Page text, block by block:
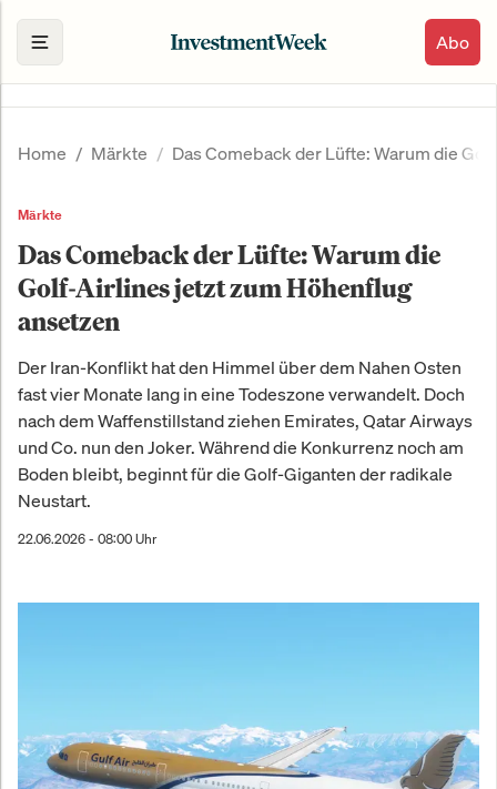
Abo
Home Märkte Das Comeback der Lüfte: Warum die
Märkte
Das Comeback der Lüfte: Warum die
Golf-Airlines jetzt zum Höhenflug
ansetzen
Der Iran-Konflikt hat den Himmel über dem Nahen Osten
fast vier Monate lang in eine Todeszone verwandelt. Doch
nach dem Waffenstillstand ziehen Emirates, Qatar Airways
und Co. nun den Joker. Während die Konkurrenz noch am
Boden bleibt, beginnt für die Golf-Giganten der radikale
Neustart.
22.06.2026 - 08:00 Uhr